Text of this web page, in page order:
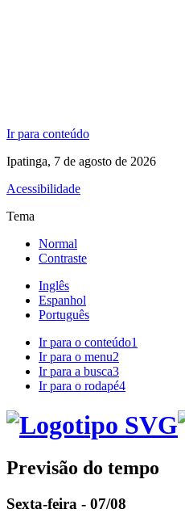
Ir para conteúdo
Ipatinga, 7 de agosto de 2026
Acessibilidade
Tema
Normal
Contraste
Inglês
Espanhol
Português
Ir para o conteúdo1
Ir para o menu2
Ir para a busca3
Ir para o rodapé4
Previsão do tempo
Sexta-feira - 07/08